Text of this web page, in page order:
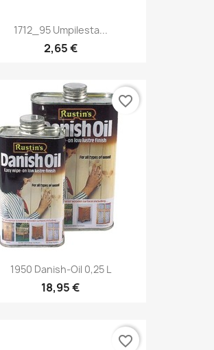
1712_95 Umpilesta...
2,65 €
1950 Danish-Oil 0,25 L
18,95 €
favorite_border
favorite_border